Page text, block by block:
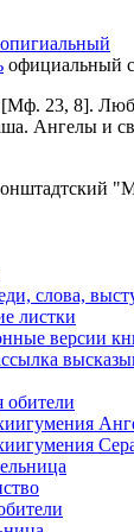
официальный
23, 8].
Ангелы и
слова,
листки
версии
обители